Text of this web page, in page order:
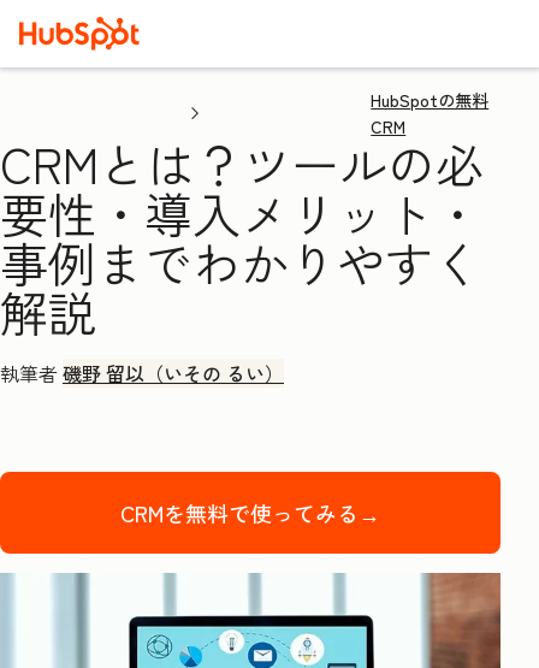
HubSpotの無料
CRM
CRMとは？ツールの必
要性・導入メリット・
事例までわかりやすく
解説
執筆者磯野 留以（いその るい）
CRMを無料で使ってみる→